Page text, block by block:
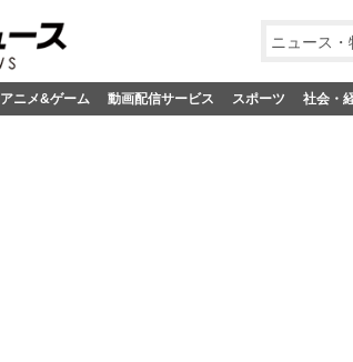
ニュース・
アニメ&ゲーム 動画配信サービス スポーツ 社会・